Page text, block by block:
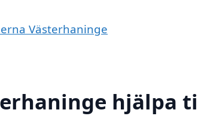
Västerhaninge
hjälpa